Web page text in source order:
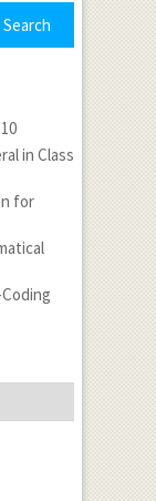
in Class
for